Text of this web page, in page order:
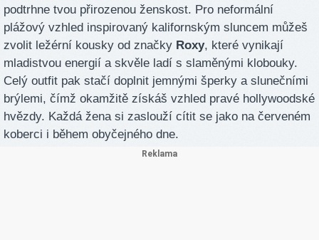
podtrhne tvou přirozenou ženskost. Pro neformální
plážový vzhled inspirovaný kalifornským sluncem můžeš
zvolit ležérní kousky od značky Roxy, které vynikají
mladistvou energií a skvěle ladí s slaměnými klobouky.
Celý outfit pak stačí doplnit jemnými šperky a slunečními
brýlemi, čímž okamžitě získáš vzhled pravé hollywoodské
hvězdy. Každá žena si zaslouží cítit se jako na červeném
koberci i během obyčejného dne.